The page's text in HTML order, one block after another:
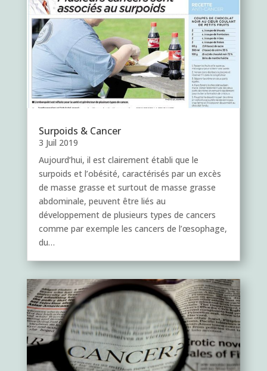
Surpoids & Cancer
3 Juil 2019
Aujourd’hui, il est clairement établi que le
surpoids et l’obésité, caractérisés par un excès
de masse grasse et surtout de masse grasse
abdominale, peuvent être liés au
développement de plusieurs types de cancers
comme par exemple les cancers de l’œsophage,
du…